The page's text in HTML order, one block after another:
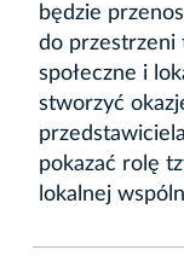
będzie
do przestrzeni
społeczne i
stworzyć
pokazać rolę
lokalnej